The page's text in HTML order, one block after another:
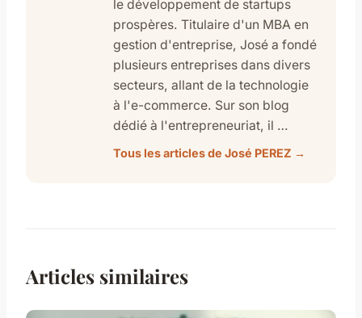
le développement de startups
prospères. Titulaire d'un MBA en
gestion d'entreprise, José a fondé
plusieurs entreprises dans divers
secteurs, allant de la technologie
à l'e-commerce. Sur son blog
dédié à l'entrepreneuriat, il …
Tous les articles de José PEREZ →
Articles similaires